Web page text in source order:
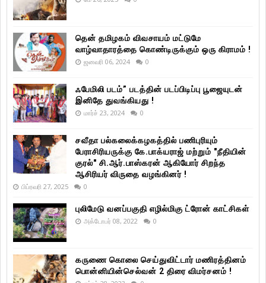
தென் தமிழகம் விவசாயம் மட்டுமே
வாழ்வாதாரத்தை கொண்டிருக்கும் ஒரு கிராமம் !
ஜனவரி 06, 2024 0
ஃபேமிலி படம்” படத்தின் படப்பிடிப்பு பூஜையுடன்
இனிதே துவங்கியது !
மார்ச் 23, 2024 0
சவீதா பல்கலைக்கழகத்தில் பணிபுரியும்
பேராசிரியருக்கு கே.பாக்யராஜ் மற்றும் "நீதியின்
குரல்" சி.ஆர்.பாஸ்கரன் ஆகியோர் சிறந்த
ஆசிரியர் விருதை வழங்கினர் !
பிப்ரவரி 27, 2025 0
புலிமேடு வனப்பகுதி எழில்மிகு ட்ரோன் காட்சிகள்
அக்டோபர் 08, 2022 0
கருணை கொலை செய்துவிட்டார் மணிரத்தினம்
பொன்னியின்செல்வன் 2 திரை விமர்சனம் !